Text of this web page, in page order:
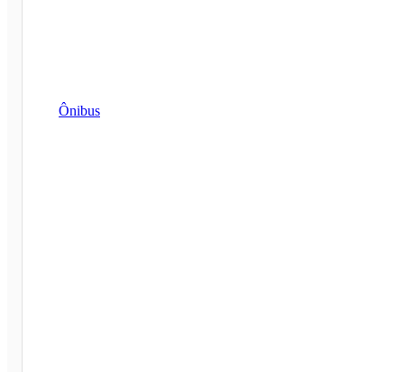
Ônibus